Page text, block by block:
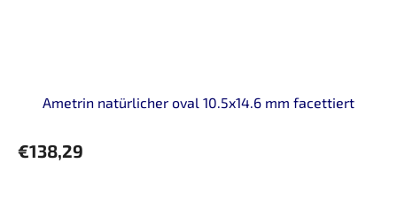
Ametrin natürlicher oval 10.5x14.6 mm facettiert
€138,29